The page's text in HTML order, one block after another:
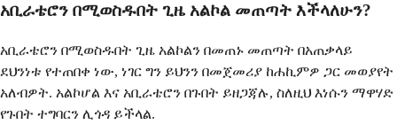
አቢራቴሮን በሚወስዱበት ጊዜ አልኮል መጠጣት እችላለሁን?
አቢራቴሮን በሚወስዱበት ጊዜ አልኮልን በመጠኑ መጠጣት በአጠቃላይ
ደህንነቱ የተጠበቀ ነው, ነገር ግን ይህንን በመጀመሪያ ከሐኪምዎ ጋር መወያየት
አለብዎት. አልኮሆል እና አቢራቴሮን በጉበት ይዘጋጃሉ, ስለዚህ እነሱን ማዋሃድ
የጉበት ተግባርን ሊጎዳ ይችላል.